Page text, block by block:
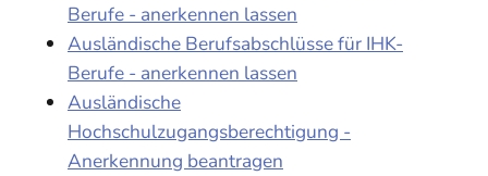
Berufe - anerkennen lassen
Ausländische Berufsabschlüsse für IHK-
Berufe - anerkennen lassen
Ausländische
Hochschulzugangsberechtigung -
Anerkennung beantragen